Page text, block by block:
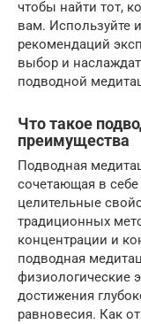
чтобы найти тот,
вам. Используйте
рекомендаций
выбор и
подводной
Что такое
преимущества
Подводная
сочетающая в
целительные
традиционных
концентрации и
подводная
физиологические
достижения
равновесия. Как